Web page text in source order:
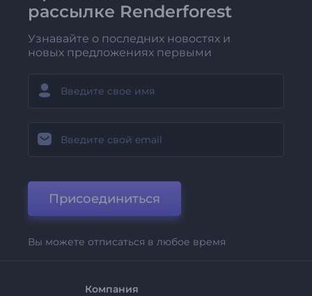
рассылке Renderforest
Узнавайте о последних новостях и
новых предложениях первыми
Присоединиться
Вы можете отписаться в любое время
Компания